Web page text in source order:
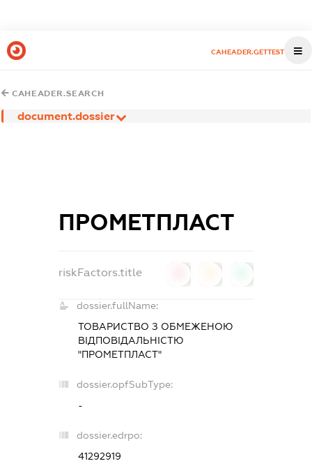
CAHEADER.GETTEST
CAHEADER.SEARCH
document.dossier
ПРОМЕТПЛАСТ
riskFactors.title
dossier.fullName:
ТОВАРИСТВО З ОБМЕЖЕНОЮ
ВІДПОВІДАЛЬНІСТЮ
"ПРОМЕТПЛАСТ"
dossier.opfSubType:
-
dossier.edrpo:
41292919